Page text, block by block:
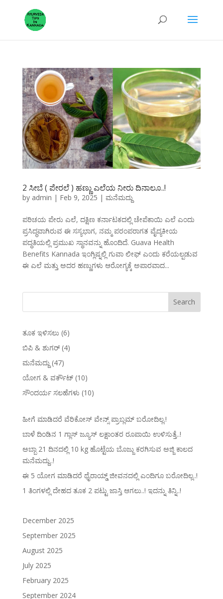
2 ಸೀಬೆ ( ಪೇರಲೆ ) ಹಣ್ಣು ಎಲೆಯ ನೀರು ದಿನಾಲೂ..!
by admin | Feb 9, 2025 | ಮನೆಮದ್ದು
ಪರಿಚಯ ಪೇರು ಎಲೆ, ದಕ್ಷಿಣ ಕರ್ನಾಟಕದಲ್ಲಿ ಚೇಪೆಕಾಯಿ ಎಲೆ ಎಂದು
ಪ್ರಸಿದ್ಧವಾಗಿರುವ ಈ ಸಸ್ಯಭಾಗ, ನಮ್ಮ ಪರಂಪರಾಗತ ವೈದ್ಯಕೀಯ
ಪದ್ಧತಿಯಲ್ಲಿ ಪ್ರಮುಖ ಸ್ಥಾನವನ್ನು ಹೊಂದಿದೆ. Guava Health
Benefits Kannada ಇಂಗ್ಲಿಷ್ನಲ್ಲಿ ಗುವಾ ಲೀಫ್ ಎಂದು ಕರೆಯಲ್ಪಡುವ
ಈ ಎಲೆ ಮತ್ತು ಅದರ ಹಣ್ಣುಗಳು ಆರೋಗ್ಯಕ್ಕೆ ಅಪಾರವಾದ...
ತೂಕ ಇಳಿಸಲು (6)
ಬಿಪಿ & ಶುಗರ್(4)
ಮನೆಮದ್ದು (47)
ಯೋಗ & ವರ್ಕೌಟ್(10)
ಸೌಂದರ್ಯ ಸಲಹೆಗಳು (10)
ಹೀಗೆ ಮಾಡಿದರೆ ವೆರಿಕೋಸ್‌ ವೇನ್ಸ್‌ ಪ್ರಾಬ್ಲಮ್‌ ಬರೋದಿಲ್ಲ.!
ಬಾಳೆ ದಿಂಡಿನ 1 ಗ್ಲಾಸ್ ಜ್ಯೂಸ್ ಲಕ್ಷಾಂತರ ರೂಪಾಯಿ ಉಳಿಸುತ್ತೆ..!
ಅಬ್ಬಾ 21 ದಿನದಲ್ಲಿ 10 kg ಹೊಟ್ಟೆಯ ಬೊಜ್ಜು ಕರಗಿಸುವ ಅಜ್ಜಿ ಕಾಲದ
ಮನೆಮದ್ದು..!
ಈ 5 ಯೋಗ ಮಾಡಿದರೆ ಥೈರಾಯ್ಡ್‌ ಜೀವನದಲ್ಲಿ ಎಂದಿಗೂ ಬರೋದಿಲ್ಲ..!
1 ತಿಂಗಳಲ್ಲಿ ದೇಹದ ತೂಕ 2 ಪಟ್ಟು ಜಾಸ್ತಿ ಆಗಲು..! ಇದನ್ನು ತಿನ್ನಿ..!
December 2025
September 2025
August 2025
July 2025
February 2025
September 2024